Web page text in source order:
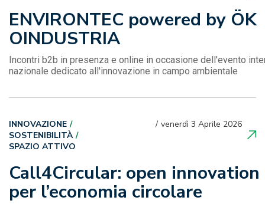
ENVIRONTEC powered by ÖK
OINDUSTRIA
Incontri b2b in presenza e online in occasione dell'evento
nazionale dedicato all'innovazione in campo ambientale
Call4Circular: open innovation
per l’economia circolare
venerdì 3 Aprile 2026
INNOVAZIONE
SOSTENIBILITÀ
SPAZIO ATTIVO